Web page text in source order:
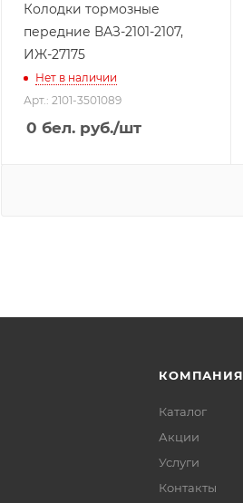
Колодки тормозные
передние ВАЗ-2101-2107,
ИЖ-27175
Нет в наличии
Арт.: 2101-3501089
0 бел. руб./шт
КОМПАНИЯ
Каталог
Акции
Услуги
Контакты